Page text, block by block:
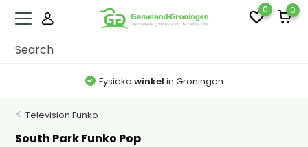
0 0
Fysieke winkel in Groningen
Television Funko
South Park Funko Pop